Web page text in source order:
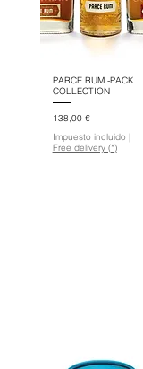
PARCE RUM -PACK
COLLECTION-
Precio
138,00 €
Impuesto incluido |
Free delivery (*)